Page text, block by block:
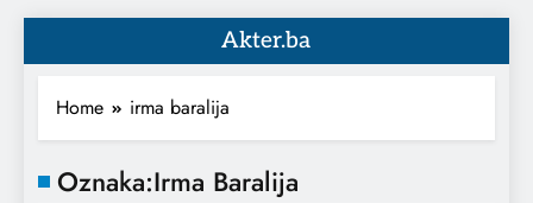
Akter.ba
Home irma baralija
Oznaka:Irma Baralija